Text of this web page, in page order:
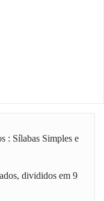
: Sílabas Simples e
divididos em 9